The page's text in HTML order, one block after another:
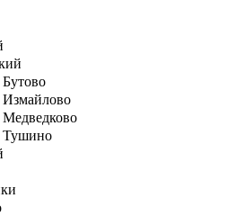
Измайлово
Тушино